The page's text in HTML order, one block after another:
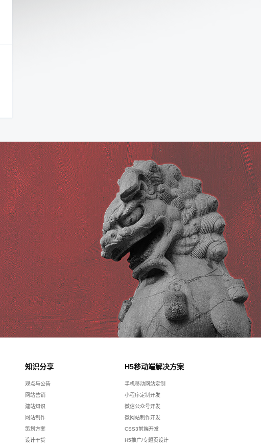
知识分享
观点与公告
网站营销
建站知识
网站制作
策划方案
设计干货
H5移动端解决方案
手机移动网站定制
小程序定制开发
微信公众号开发
微网站制作开发
CSS3前端开发
H5推广/专题页设计